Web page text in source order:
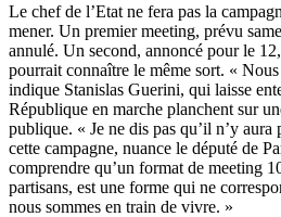
Le chef de l’Etat ne fera pas la
mener. Un premier meeting, prévu
annulé. Un second, annoncé pour le
pourrait connaître le même sort. «
indique Stanislas Guerini, qui laisse
République en marche planchent sur
publique. « Je ne dis pas qu’il n’y aura
cette campagne, nuance le député de
comprendre qu’un format de meeting
partisans, est une forme qui ne
nous sommes en train de vivre. »